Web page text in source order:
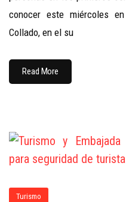
conocer este miércoles
Collado, en el su
Read More
Turismo